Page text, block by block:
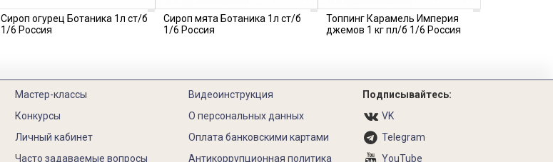
Сироп огурец Ботаника 1л ст/б
1/6 Россия
Сироп мята Ботаника 1л ст/б
1/6 Россия
Топпинг Карамель Империя
джемов 1 кг пл/б 1/6 Россия
Мастер-классы
Конкурсы
Личный кабинет
Часто задаваемые вопросы
Видеоинструкция
О персональных данных
Оплата банковскими картами
Антикоррупционная политика
Подписывайтесь:
VK
Telegram
YouTube